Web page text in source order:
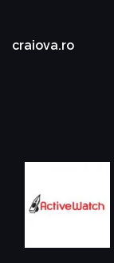
craiova.ro